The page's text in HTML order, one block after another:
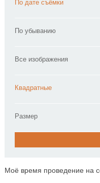
По дате съёмки
По убыванию
Все изображения
Квадратные
Размер
Моё время проведение на